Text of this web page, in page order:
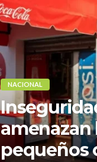
NACIONAL
amenazan
pequeños